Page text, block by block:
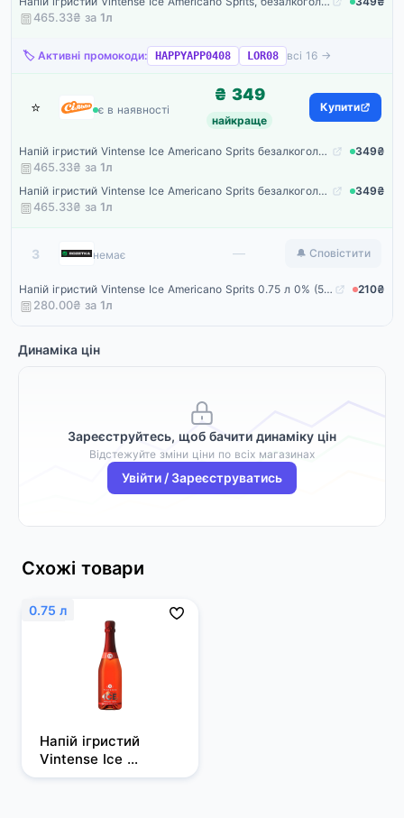
465.33₴ за 1л
🏷️ Активні промокоди: HAPPYAPP0408 LOR08 всі 16 →
⭐ Сільпо
є в наявності
₴ 349
найкраще
Купити
Напій ігристий Vintense Ice Americano Sprits безалкогольний
349₴
465.33₴ за 1л
Напій ігристий Vintense Ice Americano Sprits безалкогольний
349₴
465.33₴ за 1л
3 Rozetka
немає — 🔔 Сповістити
Напій ігристий Vintense Ice Americano Sprits 0.75 л 0% (5415270100742)
210₴
280.00₴ за 1л
Динаміка цін
Зареєструйтесь, щоб бачити динаміку цін
Відстежуйте зміни ціни по всіх магазинах
Увійти / Зареєструватись
Схожі товари
0.75 л
Напій ігристий
Vintense Ice
Americano Sprits,